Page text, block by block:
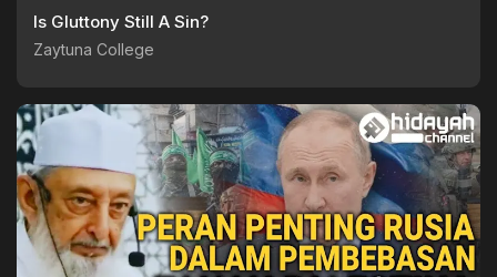
Is Gluttony Still A Sin?
Zaytuna College